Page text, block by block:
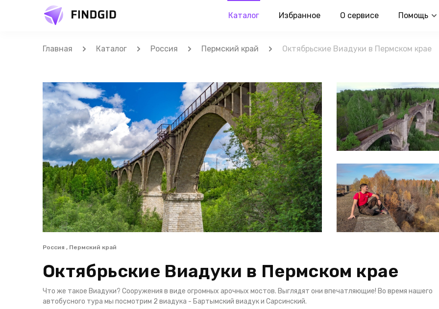
Каталог Избранное О сервисе Помощь
Главная Каталог Россия Пермский край Октябрьские Виадуки в Пермском крае
Россия , Пермский край
Октябрьские Виадуки в Пермском крае
Что же такое Виадуки? Сооружения в виде огромных арочных мостов. Выглядят они впечатляющие! Во время нашего
автобусного тура мы посмотрим 2 виадука - Бартымский виадук и Сарсинский.